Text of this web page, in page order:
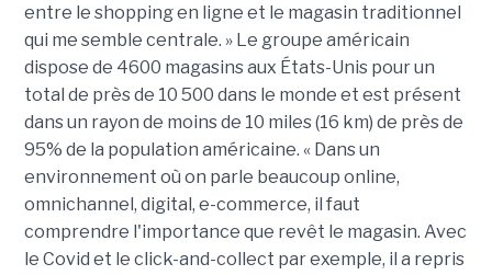
entre le shopping en ligne et le magasin traditionnel
qui me semble centrale. » Le groupe américain
dispose de 4600 magasins aux États-Unis pour un
total de près de 10 500 dans le monde et est présent
dans un rayon de moins de 10 miles (16 km) de près de
95% de la population américaine. « Dans un
environnement où on parle beaucoup online,
omnichannel, digital, e-commerce, il faut
comprendre l'importance que revêt le magasin. Avec
le Covid et le click-and-collect par exemple, il a repris